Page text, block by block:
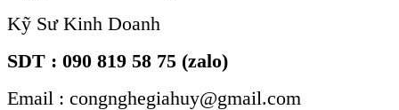
Kỹ Sư Kinh Doanh
SDT : 090 819 58 75 (zalo)
Email : congnghegiahuy@gmail.com